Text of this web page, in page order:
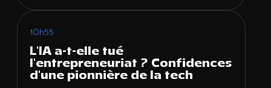
10h55
L'IA a-t-elle tué
l'entrepreneuriat ? Confidences
d'une pionnière de la tech